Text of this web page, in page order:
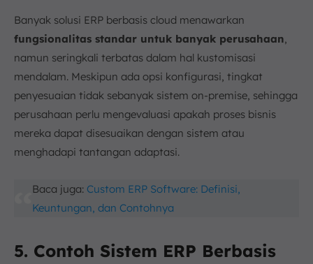
Banyak solusi ERP berbasis cloud menawarkan
fungsionalitas standar untuk banyak perusahaan
namun seringkali terbatas dalam hal kustomisasi
mendalam. Meskipun ada opsi konfigurasi, tingkat
penyesuaian tidak sebanyak sistem on-premise, sehingga
perusahaan perlu mengevaluasi apakah proses bisnis
mereka dapat disesuaikan dengan sistem atau
menghadapi tantangan adaptasi.
Baca juga: Custom ERP Software: Definisi,
Keuntungan, dan Contohnya
5. Contoh Sistem ERP Berbasis